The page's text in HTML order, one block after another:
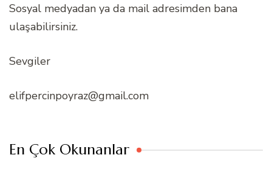
Sosyal medyadan ya da mail adresimden bana
ulaşabilirsiniz.
Sevgiler
elifpercinpoyraz@gmail.com
En Çok Okunanlar